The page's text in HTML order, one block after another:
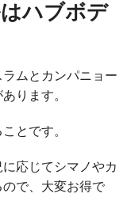
ハブボデ
ムとカンパニョー
ります。
とです。
応じてシマノやカ
で、大変お得で